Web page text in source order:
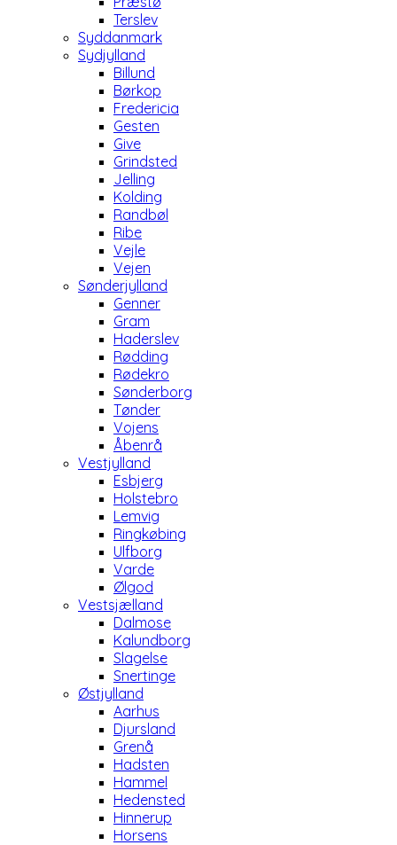
Terslev
Syddanmark
Sydjylland
Billund
Børkop
Fredericia
Gesten
Give
Grindsted
Jelling
Kolding
Randbøl
Ribe
Vejle
Vejen
Sønderjylland
Genner
Gram
Haderslev
Rødding
Rødekro
Sønderborg
Tønder
Vojens
Åbenrå
Vestjylland
Esbjerg
Holstebro
Lemvig
Ringkøbing
Ulfborg
Varde
Ølgod
Vestsjælland
Dalmose
Kalundborg
Slagelse
Snertinge
Østjylland
Aarhus
Djursland
Grenå
Hadsten
Hammel
Hedensted
Hinnerup
Horsens